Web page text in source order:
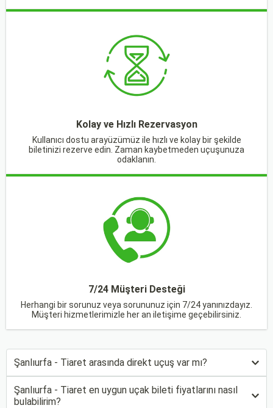
Kolay ve Hızlı Rezervasyon
Kullanıcı dostu arayüzümüz ile hızlı ve kolay bir şekilde
biletinizi rezerve edin. Zaman kaybetmeden uçuşunuza
odaklanın.
7/24 Müşteri Desteği
Herhangi bir sorunuz veya sorununuz için 7/24 yanınızdayız.
Müşteri hizmetlerimizle her an iletişime geçebilirsiniz.
Şanlıurfa - Tiaret arasında direkt uçuş var mı?
Şanlıurfa - Tiaret en uygun uçak bileti fiyatlarını nasıl
bulabilirim?